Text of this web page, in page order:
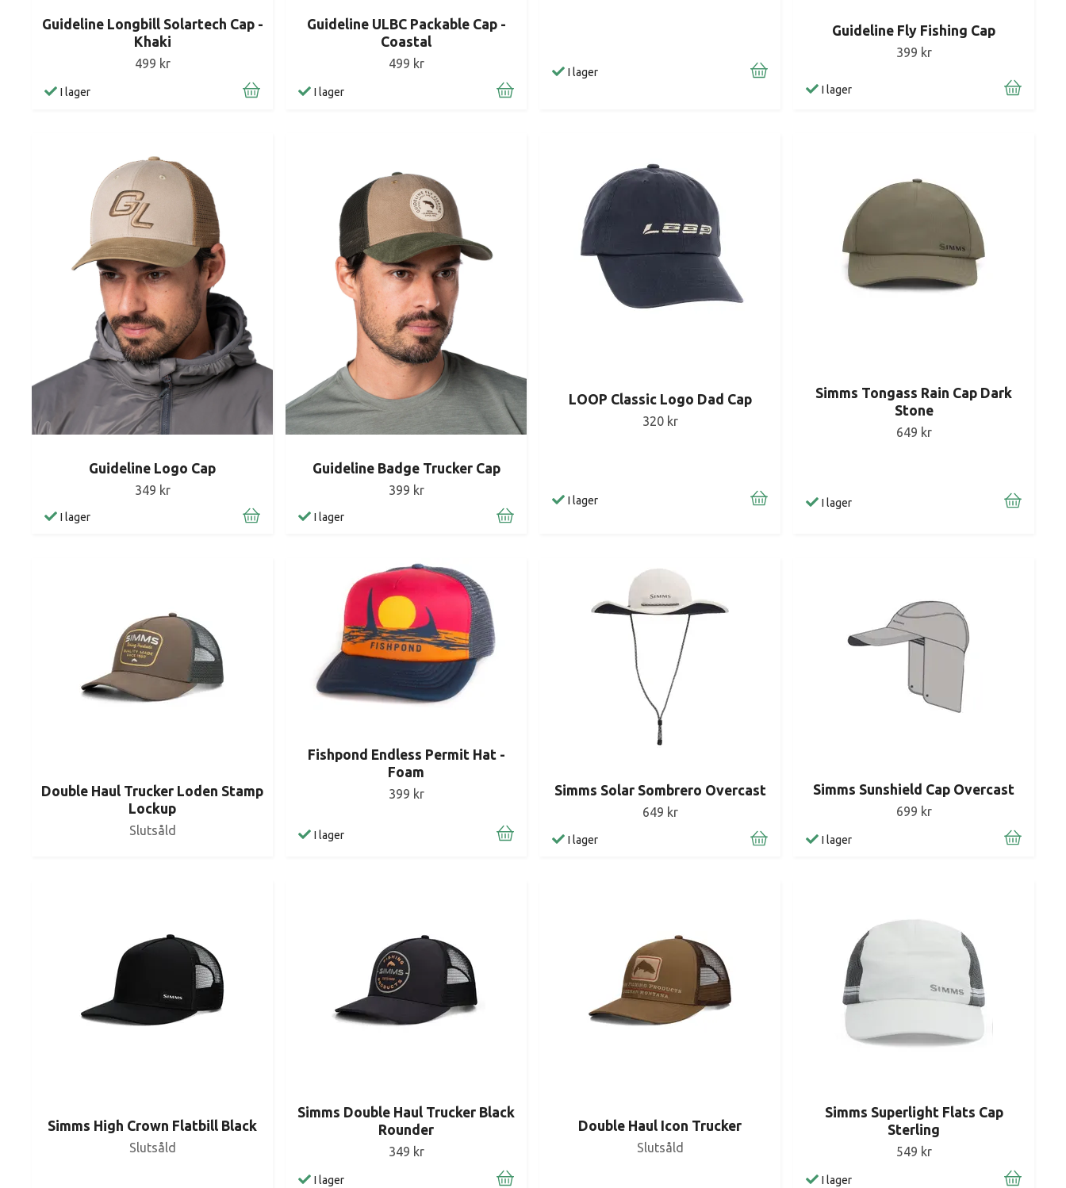
Guideline Longbill Solartech Cap -
Khaki
499 kr
I lager
Guideline ULBC Packable Cap -
Coastal
499 kr
I lager
I lager
Guideline Fly Fishing Cap
399 kr
I lager
Guideline Logo Cap
349 kr
I lager
Guideline Badge Trucker Cap
399 kr
I lager
LOOP Classic Logo Dad Cap
320 kr
I lager
Simms Tongass Rain Cap Dark
Stone
649 kr
I lager
Double Haul Trucker Loden Stamp
Lockup
Slutsåld
Fishpond Endless Permit Hat -
Foam
399 kr
I lager
Simms Solar Sombrero Overcast
649 kr
I lager
Simms Sunshield Cap Overcast
699 kr
I lager
Simms High Crown Flatbill Black
Slutsåld
Simms Double Haul Trucker Black
Rounder
349 kr
I lager
Double Haul Icon Trucker
Slutsåld
Simms Superlight Flats Cap
Sterling
549 kr
I lager